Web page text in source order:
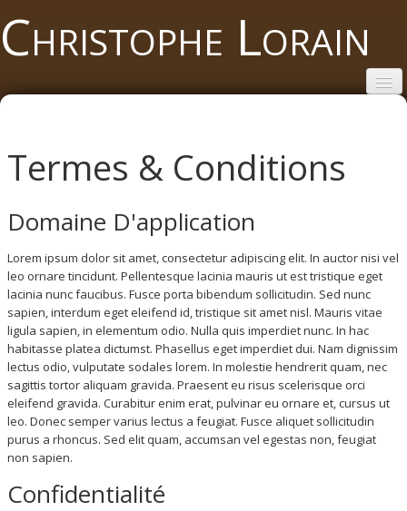
Christophe Lorain
Events
A propos
Contact
Termes & Conditions
Domaine D'application
Lorem ipsum dolor sit amet, consectetur adipiscing elit. In auctor nisi vel
leo ornare tincidunt. Pellentesque lacinia mauris ut est tristique eget
lacinia nunc faucibus. Fusce porta bibendum sollicitudin. Sed nunc
sapien, interdum eget eleifend id, tristique sit amet nisl. Mauris vitae
ligula sapien, in elementum odio. Nulla quis imperdiet nunc. In hac
habitasse platea dictumst. Phasellus eget imperdiet dui. Nam dignissim
lectus odio, vulputate sodales lorem. In molestie hendrerit quam, nec
sagittis tortor aliquam gravida. Praesent eu risus scelerisque orci
eleifend gravida. Curabitur enim erat, pulvinar eu ornare et, cursus ut
leo. Donec semper varius lectus a feugiat. Fusce aliquet sollicitudin
purus a rhoncus. Sed elit quam, accumsan vel egestas non, feugiat
non sapien.
Confidentialité